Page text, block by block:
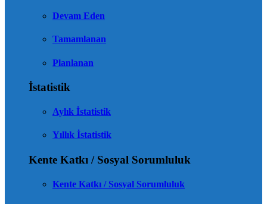
Devam Eden
Tamamlanan
Planlanan
İstatistik
Aylık İstatistik
Yıllık İstatistik
Kente Katkı / Sosyal Sorumluluk
Kente Katkı / Sosyal Sorumluluk